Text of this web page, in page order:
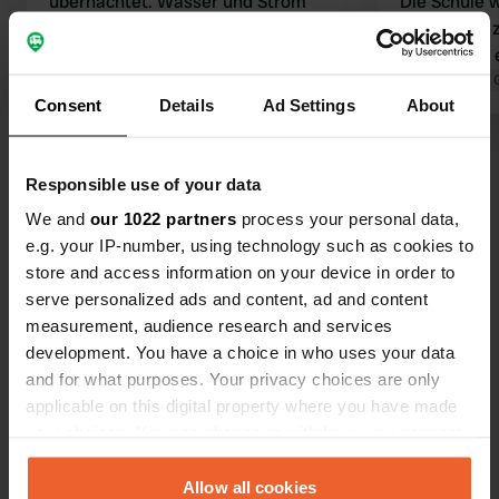
Consent Details Ad Settings About
Responsible use of your data
We and our 1022 partners process your personal data,
e.g. your IP-number, using technology such as cookies to
store and access information on your device in order to
serve personalized ads and content, ad and content
measurement, audience research and services
development. You have a choice in who uses your data
and for what purposes. Your privacy choices are only
applicable on this digital property where you have made
any time from the Cookie Declaration or by clicking on
the Privacy trigger icon.Allow all cookies
Versorgung unterbrochen hatte. Gilt
das nur für den Winter? Die Festung
empfehlenswert. Für die beiden
Steckdosen in der Nähe des
Stromanschlusses (4 Steckdosen) ist
ein mindestens 20 Meter langes
Kabel ausreichend. Für die anderen
beiden Steckdosen benötigt man ein
längeres Kabel.
die Kassen
sollte ihren
Übersetzt von
Waren Sie schon einmal hier?
Kontakt
Avenida Aguablanca